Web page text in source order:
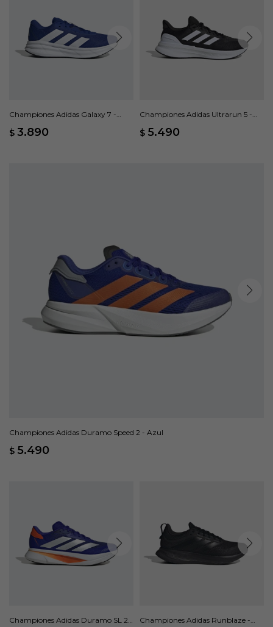
Championes Adidas Galaxy 7 -
$ 3.890
Championes Adidas Ultrarun 5 -
$ 5.490
Championes Adidas Duramo Speed 2 - Azul
$ 5.490
Championes Adidas Duramo SL 2 -
Championes Adidas Runblaze -